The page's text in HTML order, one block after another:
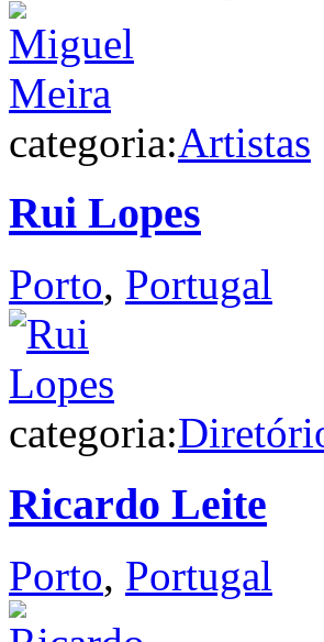
categoria:Artistas
Rui Lopes
Porto, Portugal
categoria:
Ricardo Leite
Porto, Portugal